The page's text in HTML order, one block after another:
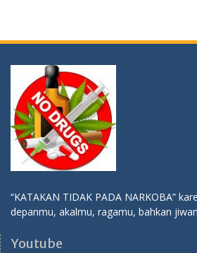
“KATAKAN TIDAK PADA NARKOBA”
depanmu, akalmu, ragamu, bahkan
Youtube